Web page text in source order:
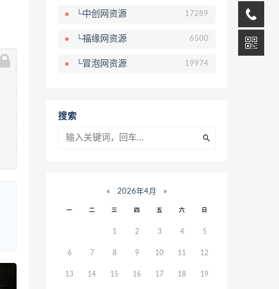
└中创网资源 17289
└福缘网资源 6500
└冒泡网资源 19974
搜索
« 2026年4月 »
一 二 三 四 五 六 日
1 2 3 4 5
6 7 8 9 10 11 12
13 14 15 16 17 18 19